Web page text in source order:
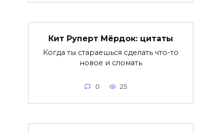
Кит Руперт Мёрдок: цитаты
Когда ты стараешься сделать что-то
новое и сломать
0 25